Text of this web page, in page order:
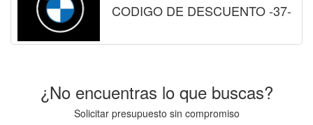
CODIGO DE DESCUENTO -37-
¿No encuentras lo que buscas?
Solicitar presupuesto sin compromiso